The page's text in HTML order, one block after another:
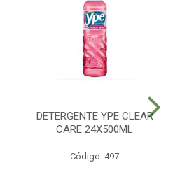
DETERGENTE YPE CLEAR
CARE 24X500ML
Código: 497